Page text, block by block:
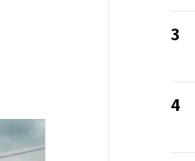
3
4